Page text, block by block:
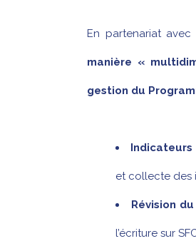
En partenariat avec
manière «
gestion du
et collecte des
Révision du
l’écriture sur